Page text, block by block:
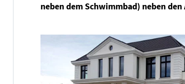
neben dem Schwimmbad) neben den